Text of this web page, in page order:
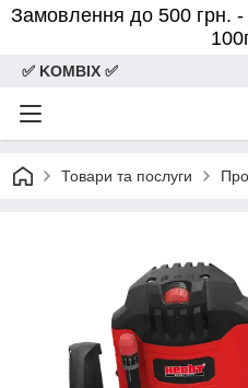
Замовлення до 500 грн. -
✅ KOMBIX ✅
Товари та послуги